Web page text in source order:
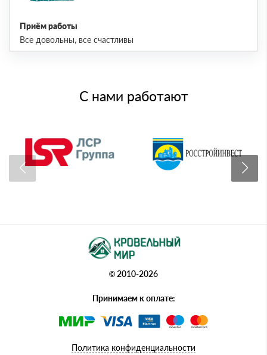
Приём работы
Все довольны, все счастливы
С нами работают
© 2010-2026
Принимаем к оплате:
Политика конфиденциальности